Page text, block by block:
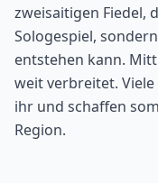
zweisaitigen Fiedel,
Sologespiel,
entstehen kann.
weit verbreitet.
ihr und schaffen
Region.